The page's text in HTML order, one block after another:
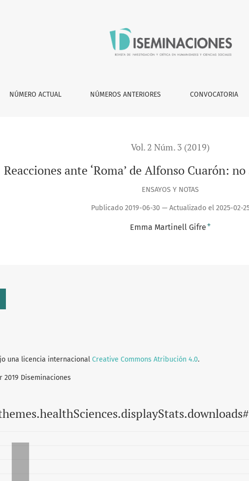
Cuarón: no sólo una película
NÚMERO ACTUAL NÚMEROS ANTERIORES CONVOCATORIA
Vol. 2 Núm. 3 (2019)
Reacciones ante ‘Roma’ de Alfonso Cuarón:
ENSAYOS Y NOTAS
Publicado 2019-06-30 — Actualizado el 2025-02-
Emma Martinell Gifre +
una licencia internacional Creative Commons Atribución 4.0.
2019 Diseminaciones